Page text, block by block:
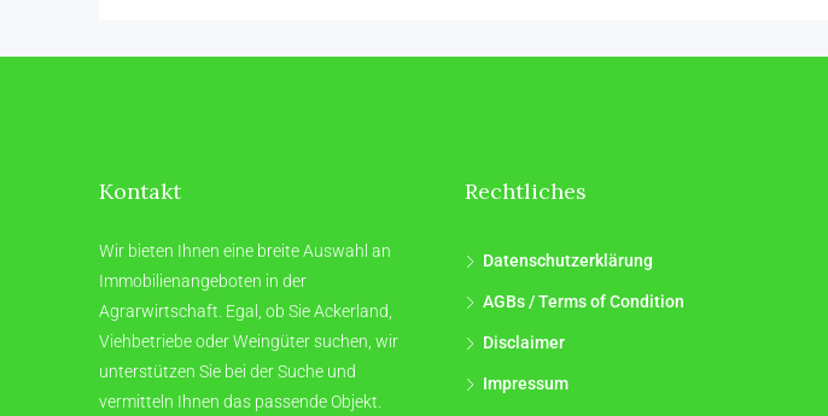
Kontakt
Wir bieten Ihnen eine breite Auswahl an
Immobilienangeboten in der
Agrarwirtschaft. Egal, ob Sie Ackerland,
Viehbetriebe oder Weingüter suchen, wir
unterstützen Sie bei der Suche und
vermitteln Ihnen das passende Objekt.
Rechtliches
Datenschutzerklärung
AGBs / Terms of Condition
Disclaimer
Impressum